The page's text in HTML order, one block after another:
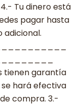
Tu dinero está
pagar hasta
adicional.
tienen garantía
se hará efectiva
compra. 3.-